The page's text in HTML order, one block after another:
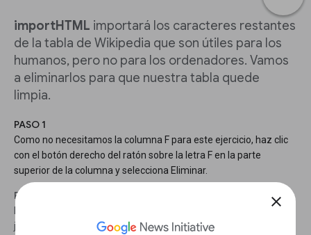
close
importHTML importará los caracteres restantes
de la tabla de Wikipedia que son útiles para los
humanos, pero no para los ordenadores. Vamos
a eliminarlos para que nuestra tabla quede
limpia.
PASO 1
Como no necesitamos la columna F para este ejercicio, haz clic
con el botón derecho del ratón sobre la letra F en la parte
superior de la columna y selecciona Eliminar.
PASO 2
junto al número 4 en la celda B27. Eliminaremos estos